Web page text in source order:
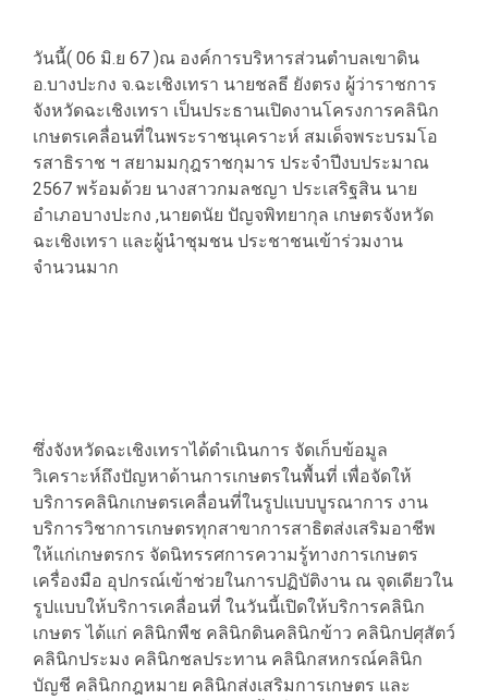
วันนี้( 06 มิ.ย 67 )ณ องค์การบริหารส่วนตำบลเขาดิน
อ.บางปะกง จ.ฉะเชิงเทรา นายชลธี ยังตรง ผู้ว่าราชการ
จังหวัดฉะเชิงเทรา เป็นประธานเปิดงานโครงการคลินิก
เกษตรเคลื่อนที่ในพระราชนุเคราะห์ สมเด็จพระบรมโอ
รสาธิราช ฯ สยามมกุฎราชกุมาร ประจำปีงบประมาณ
2567 พร้อมด้วย นางสาวกมลชญา ประเสริฐสิน นาย
อำเภอบางปะกง ,นายดนัย ปัญจพิทยากุล เกษตรจังหวัด
ฉะเชิงเทรา และผู้นำชุมชน ประชาชนเข้าร่วมงาน
จำนวนมาก
ซึ่งจังหวัดฉะเชิงเทราได้ดำเนินการ จัดเก็บข้อมูล
วิเคราะห์ถึงปัญหาด้านการเกษตรในพื้นที่ เพื่อจัดให้
บริการคลินิกเกษตรเคลื่อนที่ในรูปแบบบูรณาการ งาน
บริการวิชาการเกษตรทุกสาขาการสาธิตส่งเสริมอาชีพ
ให้แก่เกษตรกร จัดนิทรรศการความรู้ทางการเกษตร
เครื่องมือ อุปกรณ์เข้าช่วยในการปฏิบัติงาน ณ จุดเดียวใน
รูปแบบให้บริการเคลื่อนที่ ในวันนี้เปิดให้บริการคลินิก
เกษตร ได้แก่ คลินิกพืช คลินิกดินคลินิกข้าว คลินิกปศุสัตว์
คลินิกประมง คลินิกชลประทาน คลินิกสหกรณ์คลินิก
บัญชี คลินิกกฎหมาย คลินิกส่งเสริมการเกษตร และ